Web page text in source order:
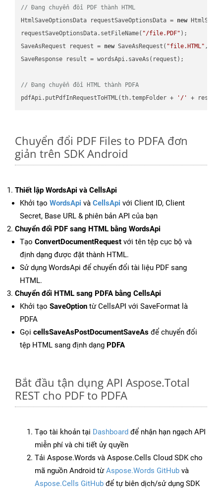
// Đang chuyển đổi PDF thành HTML
HtmlSaveOptionsData requestSaveOptionsData = new
requestSaveOptionsData.setFileName( "/file.PDF" );
SaveAsRequest request = new SaveAsRequest( "file.HTML"
SaveResponse result = wordsApi.saveAs(request);
// Đang chuyển đổi HTML thành PDFA
pdfApi.putPdfInRequestToHTML(th.tempFolder +
'/' +
Chuyển đổi PDF Files to PDFA đơn
giản trên SDK Android
Thiết lập WordsApi và CellsApi
Khởi tạo WordsApi và CellsApi với Client ID, Client
Secret, Base URL & phiên bản API của bạn
Chuyển đổi PDF sang HTML bằng WordsApi
Tạo ConvertDocumentRequest với tên tệp cục bộ và
định dạng được đặt thành HTML.
Sử dụng WordsApi để chuyển đổi tài liệu PDF sang
HTML.
Chuyển đổi HTML sang PDFA bằng CellsApi
Khởi tạo SaveOption từ CellsAPI với SaveFormat là
PDFA
Gọi cellsSaveAsPostDocumentSaveAs để chuyển đổi
tệp HTML sang định dạng PDFA
Bắt đầu tận dụng API Aspose.Total
REST cho PDF to PDFA
Tạo tài khoản tại Dashboard để nhận hạn ngạch API
miễn phí và chi tiết ủy quyền
Tải Aspose.Words và Aspose.Cells Cloud SDK cho
mã nguồn Android từAspose.Words GitHub và
Aspose.Cells GitHub để tự biên dịch/sử dụng SDK